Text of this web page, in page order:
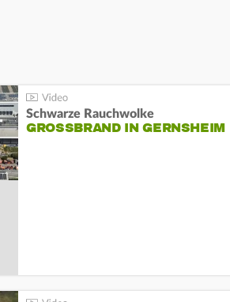
Schwarze Rauchwolke
GROSSBRAND IN GERNSHEIM